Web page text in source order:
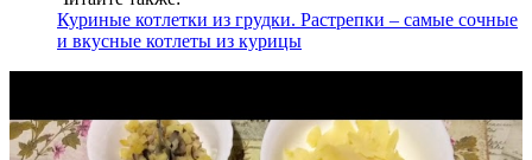
Куриные котлетки из грудки. Растрепки – самые сочные
и вкусные котлеты из курицы